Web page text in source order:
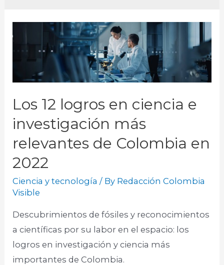
Los 12 logros en ciencia e
investigación más
relevantes de Colombia en
2022
Ciencia y tecnología / By Redacción Colombia
Visible
Descubrimientos de fósiles y reconocimientos
a científicas por su labor en el espacio: los
logros en investigación y ciencia más
importantes de Colombia.